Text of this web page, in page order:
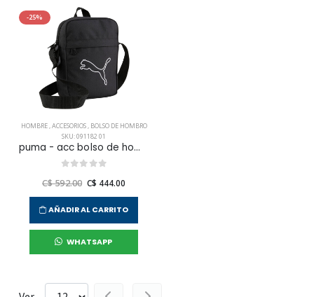
-25%
HOMBRE,ACCESORIOS, BOLSO DE HOMBRO
SKU: 091182 01
puma - acc bolso de hombro plus portable para hombre
C$ 592.00 C$ 444.00
AÑADIR AL CARRITO
WHATSAPP